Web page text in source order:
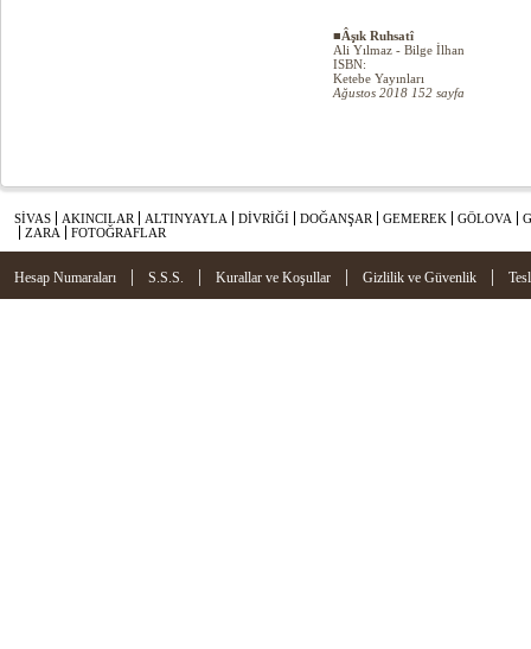
■Âşık Ruhsatî
Ali Yılmaz - Bilge İlhan
ISBN:
Ketebe Yayınları
Ağustos 2018 152 sayfa
SİVAS AKINCILAR ALTINYAYLA DİVRİĞİ DOĞANŞAR GEMEREK GÖLOVA
ZARA
FOTOĞRAFLAR
Hesap Numaraları | S.S.S. | Kurallar ve Koşullar | Gizlilik ve Güvenlik |